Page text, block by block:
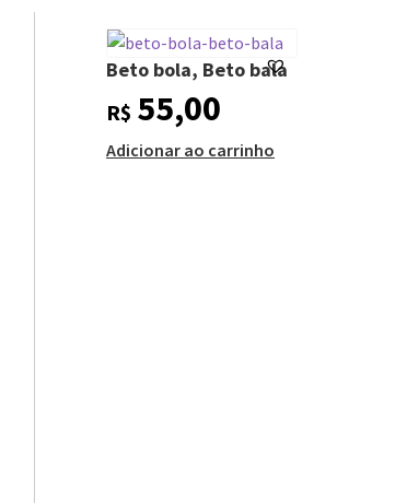
Beto bola, Beto bala
R$ 55,00
Adicionar ao carrinho